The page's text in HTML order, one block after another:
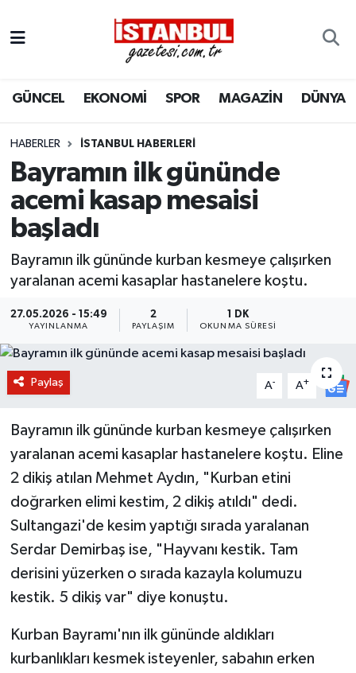
GÜNCEL EKONOMİ SPOR MAGAZİN DÜNYA
HABERLER İSTANBUL HABERLERI
Bayramın ilk gününde
acemi kasap mesaisi
başladı
Bayramın ilk gününde kurban kesmeye çalışırken
yaralanan acemi kasaplar hastanelere koştu.
27.05.2026 - 15:49
YAYINLANMA
2
PAYLAŞIM
1 DK
OKUNMA SÜRESI
Paylaş A- A+
Bayramın ilk gününde kurban kesmeye çalışırken
yaralanan acemi kasaplar hastanelere koştu. Eline
2 dikiş atılan Mehmet Aydın, "Kurban etini
doğrarken elimi kestim, 2 dikiş atıldı" dedi.
Sultangazi'de kesim yaptığı sırada yaralanan
Serdar Demirbaş ise, "Hayvanı kestik. Tam
derisini yüzerken o sırada kazayla kolumuzu
kestik. 5 dikiş var" diye konuştu.
Kurban Bayramı'nın ilk gününde aldıkları
kurbanlıkları kesmek isteyenler, sabahın erken
EKONOMİ
İSTANBUL
DÜNYA
SPOR
MAGAZİN
BİLİM VE TEKNOLOJİ
OTOMOBİL
Nöbetçi Eczaneler
Hava Durumu
Trafik Durumu
Süper Lig Puan Durumu ve Fikstür
Tüm Manşetler
Son Dakika Haberleri